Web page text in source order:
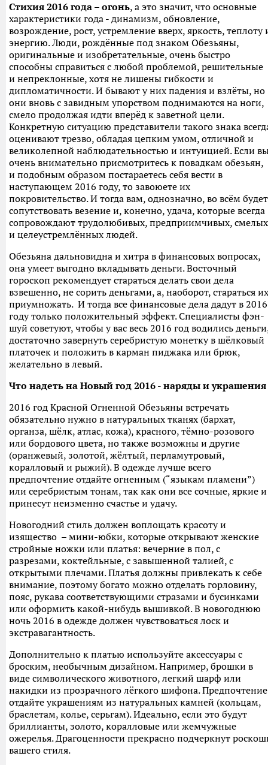
Стихия 2016 года – огонь, а это значит, что основные
характеристики года - динамизм, обновление,
возрождение, рост, устремление вверх, яркость, теплоту
энергию. Люди, рождённые под знаком Обезьяны,
оригинальные и изобретательные, очень быстро
способны справиться с любой проблемой, решительные
и непреклонные, хотя не лишены гибкости и
дипломатичности. И бывают у них падения и взлёты, но
они вновь с завидным упорством поднимаются на ноги,
смело продолжая идти вперёд к заветной цели.
Конкретную ситуацию представители такого знака
оценивают трезво, обладая цепким умом, отличной и
великолепной наблюдательностью и интуицией. Если
очень внимательно присмотритесь к повадкам обезьян,
и подобным образом постараетесь себя вести в
наступающем 2016 году, то завоюете их
покровительство. И тогда вам, однозначно, во всём будет
сопутствовать везение и, конечно, удача, которые всегда
сопровождают трудолюбивых, предприимчивых, смелых
и целеустремлённых людей.
Обезьяна дальновидна и хитра в финансовых вопросах,
она умеет выгодно вкладывать деньги. Восточный
гороскоп рекомендует стараться делать свои дела
взвешенно, не сорить деньгами, а, наоборот, стараться их
приумножать. И тогда все финансовые дела дадут в 2016
году только положительный эффект. Специалисты фэн-
шуй советуют, чтобы у вас весь 2016 год водились
достаточно завернуть серебристую монетку в шёлковый
платочек и положить в карман пиджака или брюк,
желательно в левый.
Что надеть на Новый год 2016 - наряды и украшения
2016 год Красной Огненной Обезьяны встречать
обязательно нужно в натуральных тканях (бархат,
органза, шёлк, атлас, кожа), красного, тёмно-розового
или бордового цвета, но также возможны и другие
(оранжевый, золотой, жёлтый, перламутровый,
коралловый и рыжий). В одежде лучше всего
предпочтение отдайте огненным (“языкам пламени”)
или серебристым тонам, так как они все сочные, яркие и
принесут неизменно счастье и удачу.
Новогодний стиль должен воплощать красоту и
изящество – мини-юбки, которые открывают женские
стройные ножки или платья: вечерние в пол, с
разрезами, коктейльные, с завышенной талией, с
открытыми плечами. Платья должны привлекать к себе
внимание, поэтому богато можно отделать горловину,
пояс, рукава соответствующими стразами и бусинками
или оформить какой-нибудь вышивкой. В новогоднюю
ночь 2016 в одежде должен чувствоваться лоск и
экстравагантность.
Дополнительно к платью используйте аксессуары с
броским, необычным дизайном. Например, брошки в
виде символического животного, легкий шарф или
накидки из прозрачного лёгкого шифона. Предпочтение
отдайте украшениям из натуральных камней (кольцам,
браслетам, колье, серьгам). Идеально, если это будут
бриллианты, золото, коралловые или жемчужные
ожерелья. Драгоценности прекрасно подчеркнут
вашего стиля.